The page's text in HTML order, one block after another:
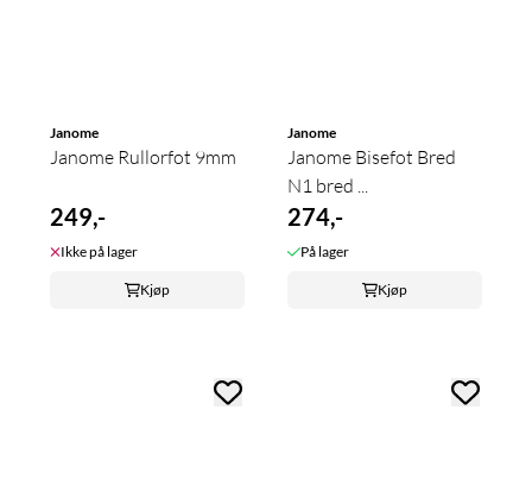
Janome
Janome Rullorfot 9mm
249,-
Ikke på lager
Kjøp
Janome
Janome Bisefot Bred
N1 bred ...
274,-
På lager
Kjøp